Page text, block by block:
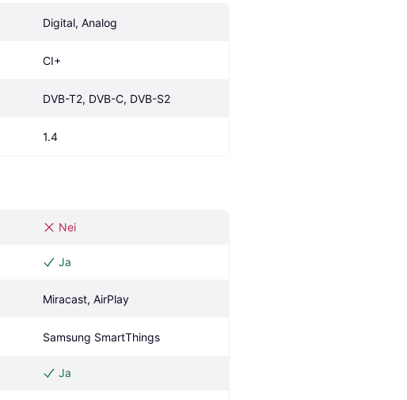
Digital, Analog
CI+
DVB-T2, DVB-C, DVB-S2
1.4
Nei
Ja
Miracast, AirPlay
Samsung SmartThings
Ja